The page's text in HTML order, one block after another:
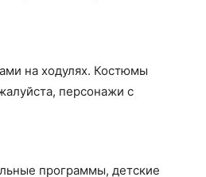
на ходулях. Костюмы
персонажи с
программы, детские